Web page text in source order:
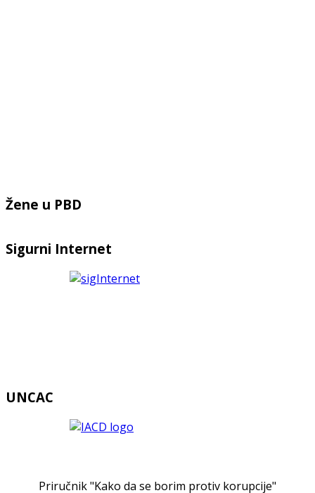
Žene u PBD
Sigurni Internet
UNCAC
Priručnik "Kako da se borim protiv korupcije"